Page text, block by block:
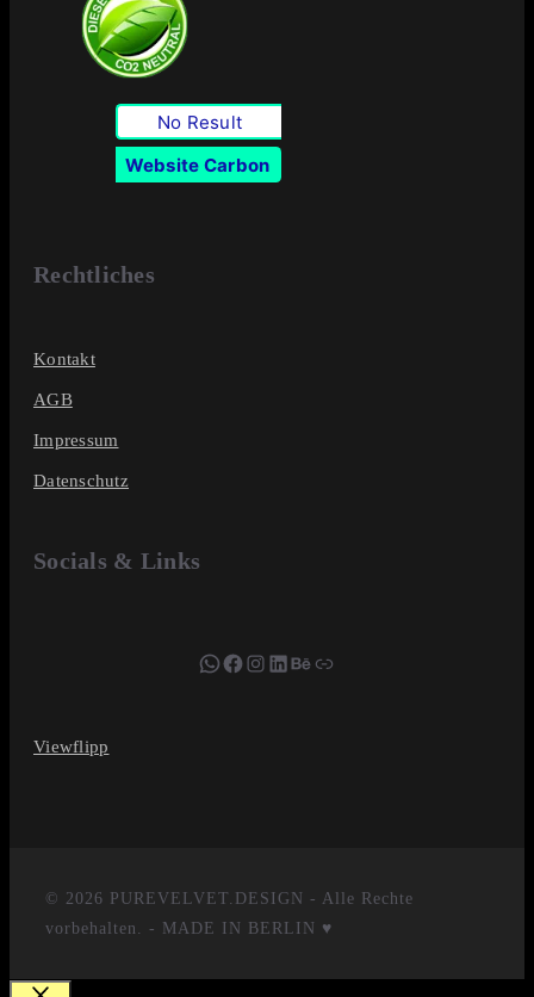
No Result
Website Carbon
Rechtliches
Kontakt
AGB
Impressum
Datenschutz
Socials & Links
WhatsApp
Facebook
Instagram
LinkedIn
Behance
suchnadel.de
Viewflipp
© 2026 PUREVELVET.DESIGN - Alle Rechte
vorbehalten. - MADE IN BERLIN ♥